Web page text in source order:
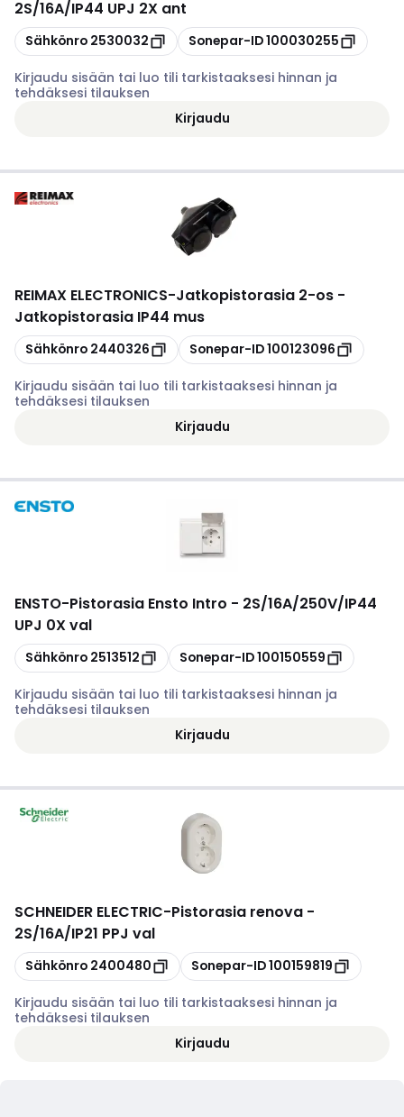
2S/16A/IP44 UPJ 2X ant
Kopioi
Sähkönro 2530032 Kopioi
Sonepar-ID100030255
Kirjaudu sisään tai luo tili tarkistaaksesi hinnan ja
tehdäksesi tilauksen
Kirjaudu
REIMAX ELECTRONICS-Jatkopistorasia 2-os -
Jatkopistorasia IP44 mus
Kopioi
Sähkönro 2440326 Kopioi
Sonepar-ID100123096
Kirjaudu sisään tai luo tili tarkistaaksesi hinnan ja
tehdäksesi tilauksen
Kirjaudu
ENSTO-Pistorasia Ensto Intro - 2S/16A/250V/IP44
UPJ 0X val
Kopioi
Sähkönro 2513512 Kopioi
Sonepar-ID100150559
Kirjaudu sisään tai luo tili tarkistaaksesi hinnan ja
tehdäksesi tilauksen
Kirjaudu
SCHNEIDER ELECTRIC-Pistorasia renova -
2S/16A/IP21 PPJ val
Kopioi
Sähkönro 2400480 Kopioi
Sonepar-ID100159819
Kirjaudu sisään tai luo tili tarkistaaksesi hinnan ja
tehdäksesi tilauksen
Kirjaudu